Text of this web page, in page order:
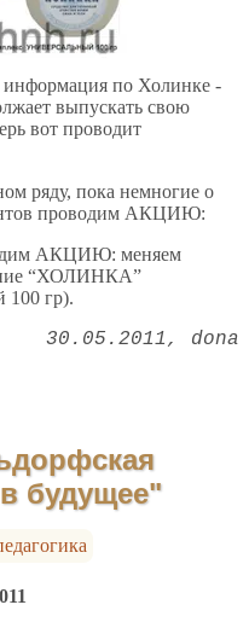
информация по Холинке -
выпускать свою
вот проводит
ряду, пока немногие о
проводим АКЦИЮ:
АКЦИЮ: меняем
“ХОЛИНКА”
100 гр).
30.05.2011 dona
в будущее"